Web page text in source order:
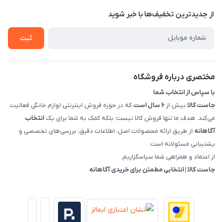
تماس با ما
شرایط و ضوابط گارانتی
روش های بازگرداندن کالا
از جدید‌ترین تخفیف‌ها با‌ خبر شوید
ثبت
مختصری درباره فروشگاه
با سپاس از انتخاب شما
جاست کالا بیش از ۶ سال است
که در حوزه فروش اینترنتی لوازم خانگی فعالیت
می‌کند. هدف ما تنها فروش کالا نیست؛ بلکه کمک به شما برای یک انتخاب
آگاهانه از طریق ارائه محصولات اصل، اطلاعات دقیق، بررسی‌های تخصصی و
پشتیبانی مسئولانه است.
از اعتماد و همراهی شما سپاسگزاریم.
جاست کالا | انتخابی مطمئن برای خریدی آگاهانه